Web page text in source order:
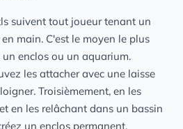
suivent tout joueur tenant un
main. C'est le moyen le plus
enclos ou un aquarium.
les attacher avec une laisse
Troisièmement, en les
en les relâchant dans un bassin
un enclos permanent.